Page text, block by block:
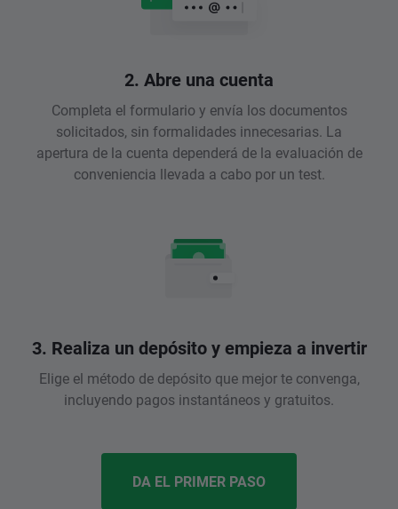
2. Abre una cuenta
Completa el formulario y envía los documentos
solicitados, sin formalidades innecesarias. La
apertura de la cuenta dependerá de la evaluación de
conveniencia llevada a cabo por un test.
3. Realiza un depósito y empieza a invertir
Elige el método de depósito que mejor te convenga,
incluyendo pagos instantáneos y gratuitos.
DA EL PRIMER PASO